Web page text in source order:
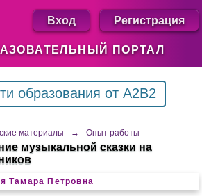
ПОРТАЛ
Вход Регистрация
образования от A2B2
материалы → Опыт работы
музыкальной сказки на
Тамара Петровна